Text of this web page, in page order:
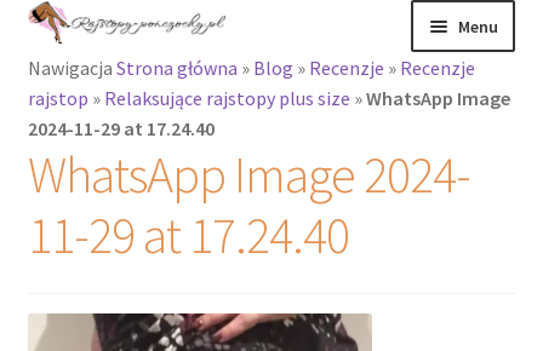
Przejdź
nawigacji
Przejdź
treści
Menu
Rajstopy
Rozwiń
menu
potomne
zakolanówki
skarpetki
Nawigacja Strona główna » Blog » Recenzje » Recenzje
rajstop » Relaksujące rajstopy plus size »WhatsApp Image
2024-11-29 at 17.24.40
WhatsApp Image 2024-
11-29 at 17.24.40